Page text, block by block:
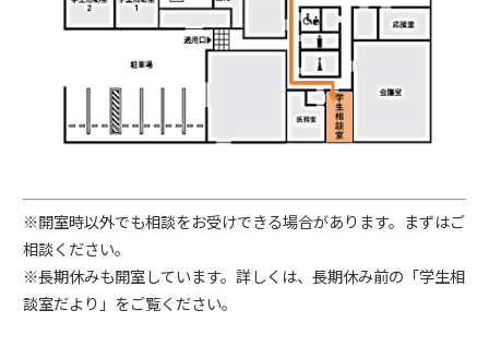
※開室時以外でも相談をお受けできる場合があります。まずはご
相談ください。
※長期休みも開室しています。詳しくは、長期休み前の「学生相
談室だより」をご覧ください。